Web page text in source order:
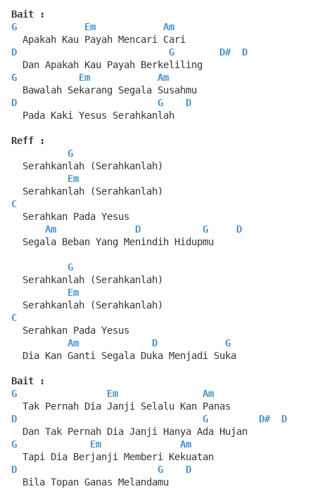
Bait :
G
Em
Am
  Apakah Kau Payah Mencari Cari
D
G D#
D
  Dan Apakah Kau Payah Berkeliling
G
Em
Am
  Bawalah Sekarang Segala Susahmu
D
G
D
  Pada Kaki Yesus Serahkanlah
Reff :
G
  Serahkanlah (Serahkanlah)
Em
  Serahkanlah (Serahkanlah)
C
  Serahkan Pada Yesus
Am
D G
D
  Segala Beban Yang Menindih Hidupmu
G
  Serahkanlah (Serahkanlah)
Em
  Serahkanlah (Serahkanlah)
C
  Serahkan Pada Yesus
Am
D
G
  Dia Kan Ganti Segala Duka Menjadi Suka
Bait :
G
Em
Am
  Tak Pernah Dia Janji Selalu Kan Panas
D
G D#
D
  Dan Tak Pernah Dia Janji Hanya Ada Hujan
G
Em
Am
  Tapi Dia Berjanji Memberi Kekuatan
D
G
D
  Bila Topan Ganas Melandamu